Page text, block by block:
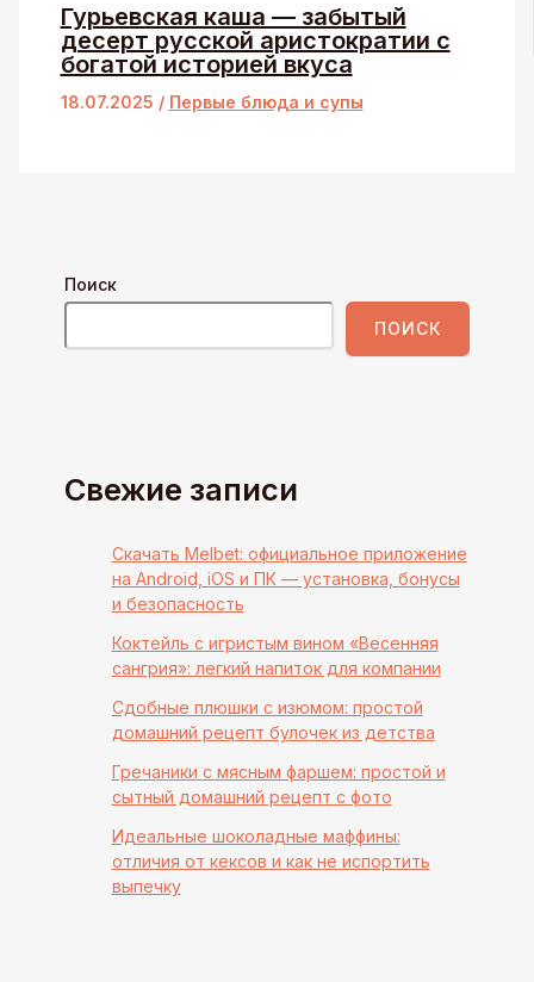
Гурьевская каша — забытый
десерт русской аристократии с
богатой историей вкуса
18.07.2025 / Первые блюда и супы
Поиск
ПОИСК
Свежие записи
Скачать Melbet: официальное приложение
на Android, iOS и ПК — установка, бонусы
и безопасность
Коктейль с игристым вином «Весенняя
сангрия»: легкий напиток для компании
Сдобные плюшки с изюмом: простой
домашний рецепт булочек из детства
Гречаники с мясным фаршем: простой и
сытный домашний рецепт с фото
Идеальные шоколадные маффины:
отличия от кексов и как не испортить
выпечку